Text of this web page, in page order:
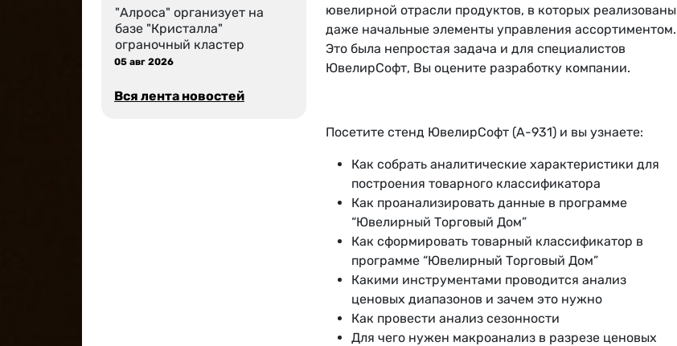
"Алроса" организует на
базе "Кристалла"
ограночный кластер
05 авг 2026
Вся лента новостей
ювелирной отрасли продуктов, в которых реализованы
даже начальные элементы управления ассортиментом.
Это была непростая задача и для специалистов
ЮвелирСофт, Вы оцените разработку компании.
Посетите стенд ЮвелирСофт (А-931) и вы узнаете:
Как собрать аналитические характеристики для
построения товарного классификатора
Как проанализировать данные в программе
“Ювелирный Торговый Дом”
Как сформировать товарный классификатор в
программе “Ювелирный Торговый Дом”
Какими инструментами проводится анализ
ценовых диапазонов и зачем это нужно
Как провести анализ сезонности
Для чего нужен макроанализ в разрезе ценовых